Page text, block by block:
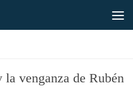
venganza de Rubén